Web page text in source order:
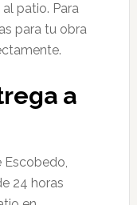
patio. Para
para tu obra
a
Escobedo,
24 horas